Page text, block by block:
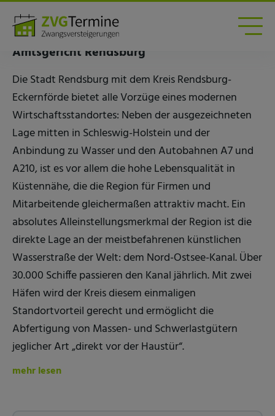
Zwangsversteigerungen am Amtsgericht
Rendsburg
Amtsgericht Rendsburg
Die Stadt Rendsburg mit dem Kreis Rendsburg-
Eckernförde bietet alle Vorzüge eines modernen
Wirtschaftsstandortes: Neben der ausgezeichneten
Lage mitten in Schleswig-Holstein und der
Anbindung zu Wasser und den Autobahnen A7 und
A210, ist es vor allem die hohe Lebensqualität in
Küstennähe, die die Region für Firmen und
Mitarbeitende gleichermaßen attraktiv macht. Ein
absolutes Alleinstellungsmerkmal der Region ist die
direkte Lage an der meistbefahrenen künstlichen
Wasserstraße der Welt: dem Nord-Ostsee-Kanal. Über
30.000 Schiffe passieren den Kanal jährlich. Mit zwei
Häfen wird der Kreis diesem einmaligen
Standortvorteil gerecht und ermöglicht die
Abfertigung von Massen- und Schwerlastgütern
jeglicher Art „direkt vor der Haustür“.
mehr lesen